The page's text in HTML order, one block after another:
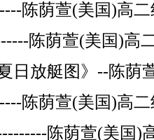
陈荫萱(美国)高
陈荫萱(美国)高
日放艇图》--陈荫
陈荫萱(美国)高
陈荫萱(美国)